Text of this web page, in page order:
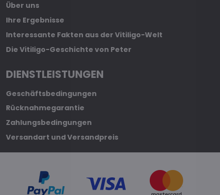
Über uns
Ihre Ergebnisse
Interessante Fakten aus der Vitiligo-Welt
Die Vitiligo-Geschichte von Peter
DIENSTLEISTUNGEN
Geschäftsbedingungen
Rücknahmegarantie
Zahlungsbedingungen
Versandart und Versandpreis